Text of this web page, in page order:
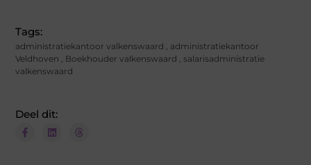
Tags:
administratiekantoor valkenswaard
administratiekantoor
Veldhoven
Boekhouder valkenswaard
salarisadministratie
valkenswaard
Deel dit: